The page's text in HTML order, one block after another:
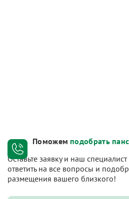
Поможем подобрать
Оставьте заявку и наш
ответить на все вопросы и
размещения вашего близкого!